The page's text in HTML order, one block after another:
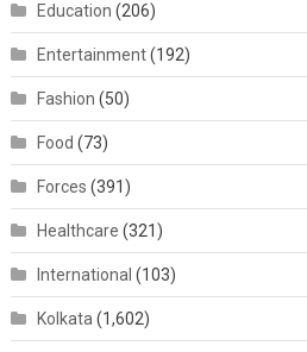
Education (206)
Entertainment(192)
Fashion (50)
Food (73)
Forces (391)
Healthcare (321)
International (103)
Kolkata (1,602)